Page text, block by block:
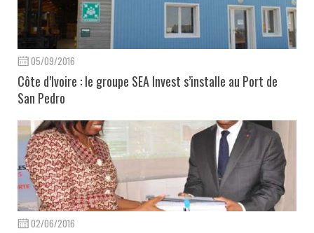
05/09/2016
Côte d’Ivoire : le groupe SEA Invest s’installe au Port de
San Pedro
02/06/2016